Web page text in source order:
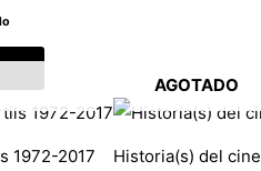
1972-2017
AGOTADO
Historia(s) del cine